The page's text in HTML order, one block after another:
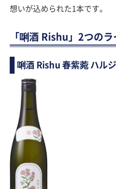
想いが込められた1本です。
「唎酒 Rishu」2つの
唎酒 Rishu 春紫菀 ハル